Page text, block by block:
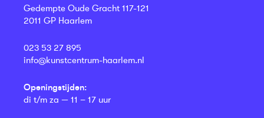
Gedempte Oude Gracht 117-121
2011 GP Haarlem
023 53 27 895
info@kunstcentrum-haarlem.nl
Openingstijden:
di t/m za — 11 – 17 uur